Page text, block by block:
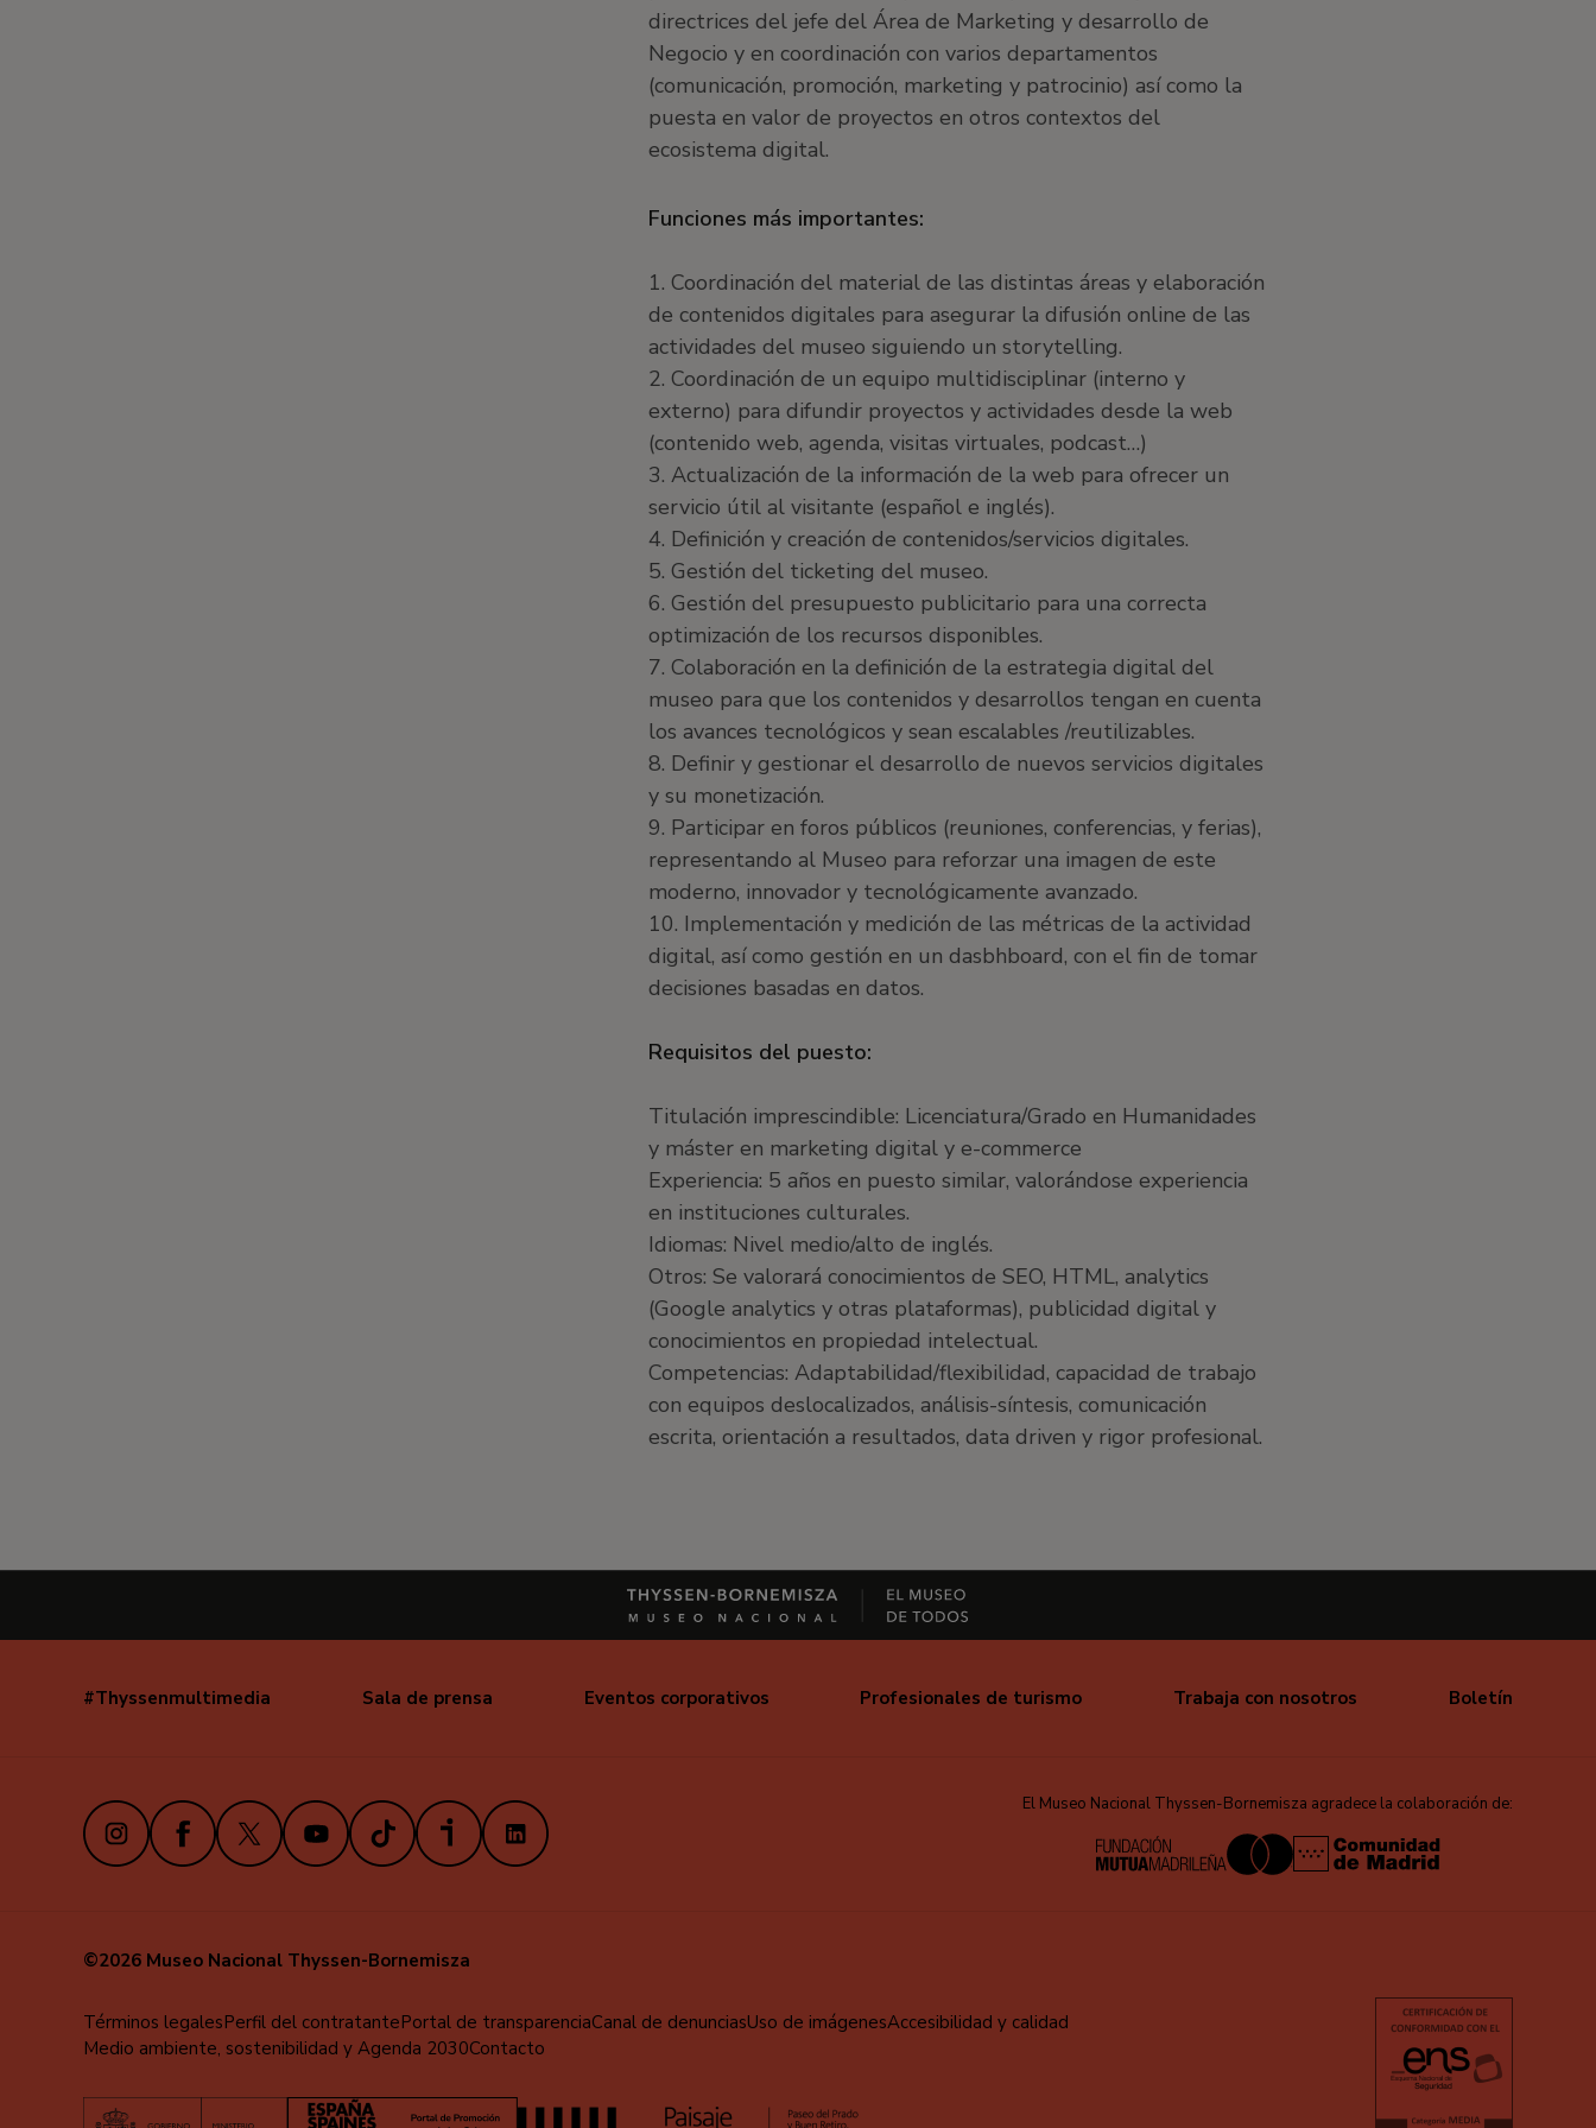
directrices del jefe del Área de Marketing y desarrollo de
Negocio y en coordinación con varios departamentos
(comunicación, promoción, marketing y patrocinio) así como la
puesta en valor de proyectos en otros contextos del
ecosistema digital.
Funciones más importantes:
1. Coordinación del material de las distintas áreas y elaboración
de contenidos digitales para asegurar la difusión online de las
actividades del museo siguiendo un storytelling.
2. Coordinación de un equipo multidisciplinar (interno y
externo) para difundir proyectos y actividades desde la web
(contenido web, agenda, visitas virtuales, podcast…)
3. Actualización de la información de la web para ofrecer un
servicio útil al visitante (español e inglés).
4. Definición y creación de contenidos/servicios digitales.
5. Gestión del ticketing del museo.
6. Gestión del presupuesto publicitario para una correcta
optimización de los recursos disponibles.
7. Colaboración en la definición de la estrategia digital del
museo para que los contenidos y desarrollos tengan en cuenta
los avances tecnológicos y sean escalables /reutilizables.
8. Definir y gestionar el desarrollo de nuevos servicios digitales
y su monetización.
9. Participar en foros públicos (reuniones, conferencias, y ferias),
representando al Museo para reforzar una imagen de este
moderno, innovador y tecnológicamente avanzado.
10. Implementación y medición de las métricas de la actividad
digital, así como gestión en un dasbhboard, con el fin de tomar
decisiones basadas en datos.
Requisitos del puesto:
Titulación imprescindible: Licenciatura/Grado en Humanidades
y máster en marketing digital y e-commerce
Experiencia: 5 años en puesto similar, valorándose experiencia
en instituciones culturales.
Idiomas: Nivel medio/alto de inglés.
Otros: Se valorará conocimientos de SEO, HTML, analytics
(Google analytics y otras plataformas), publicidad digital y
conocimientos en propiedad intelectual.
Competencias: Adaptabilidad/flexibilidad, capacidad de trabajo
con equipos deslocalizados, análisis-síntesis, comunicación
escrita, orientación a resultados, data driven y rigor profesional.
Navegación
#Thyssenmultimedia Sala de prensa Eventos corporativos Profesionales de turismo Trabaja con nosotros Boletín
InstagramFacebook
X YoutubeTikTokiVoox LinkedIn El Museo Nacional Thyssen-Bornemisza agradece la colaboración de:
©2026 Museo Nacional Thyssen-Bornemisza
Menú
al
Términos legalesPerfil del contratantePortal de transparenciaCanal de denunciasUso de imágenesAccesibilidad y calidad
Medio ambiente, sostenibilidad y Agenda 2030Contacto